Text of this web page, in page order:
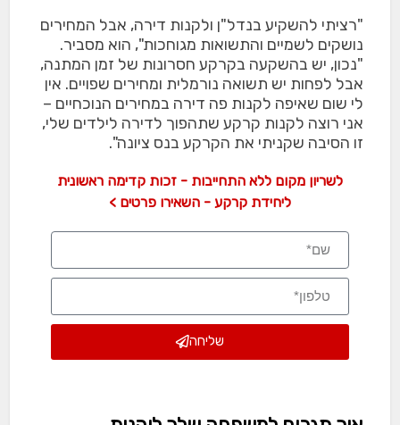
"רציתי להשקיע בנדל"ן ולקנות דירה, אבל המחירים
נושקים לשמיים והתשואות מגוחכות", הוא מסביר.
"נכון, יש בהשקעה בקרקע חסרונות של זמן המתנה,
אבל לפחות יש תשואה נורמלית ומחירים שפויים. אין
לי שום שאיפה לקנות פה דירה במחירים הנוכחיים –
אני רוצה לקנות קרקע שתהפוך לדירה לילדים שלי,
זו הסיבה שקניתי את הקרקע בנס ציונה".
לשריון מקום ללא התחייבות - זכות קדימה ראשונית
ליחידת קרקע - השאירו פרטים >
שליחה